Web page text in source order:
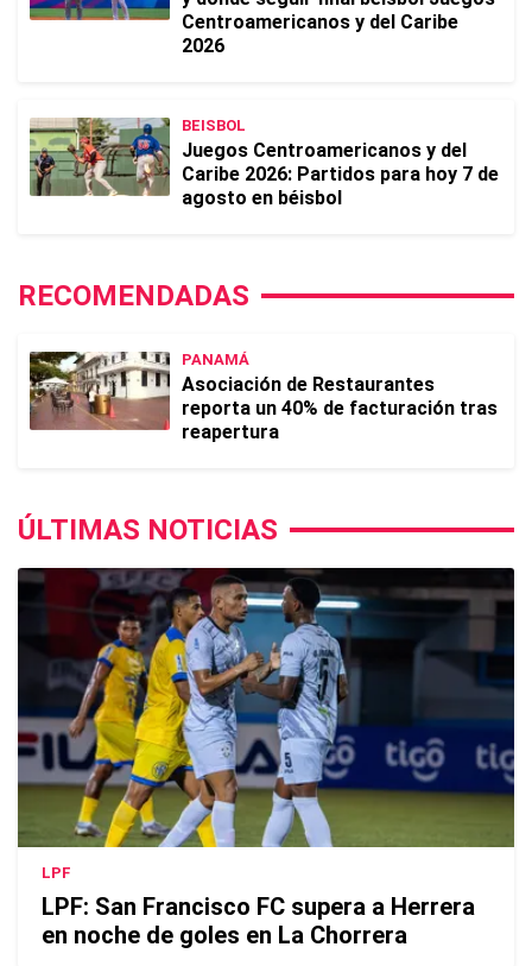
Centroamericanos y del Caribe
2026
BEISBOL
Juegos Centroamericanos y del
Caribe 2026: Partidos para hoy 7 de
agosto en béisbol
RECOMENDADAS
PANAMÁ
Asociación de Restaurantes
reporta un 40% de facturación tras
reapertura
ÚLTIMAS NOTICIAS
LPF
LPF: San Francisco FC supera a Herrera
en noche de goles en La Chorrera